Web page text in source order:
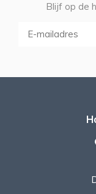
Blijf op de